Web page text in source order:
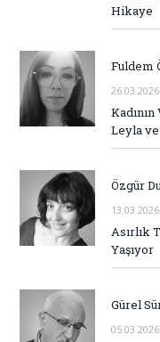
Hikaye
Fuldem
26.03.2026
Leyla
Özgür
13.03.2026
Asırlık
Yaşıyor
Gürel
05.03.2026